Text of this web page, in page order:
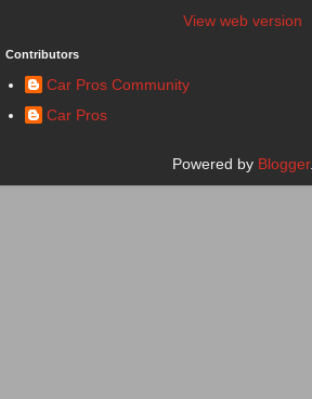
View web version
Contributors
Car Pros Community
Car Pros
Powered by Blogger.